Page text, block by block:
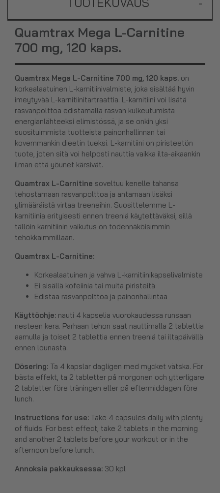
Quamtrax Mega L-Carnitine
700 mg, 120 kaps.
Quamtrax Mega L-Carnitine 700 mg, 120 kaps. on
korkealaatuinen L-karnitiinivalmiste, joka sisältää hyvin
imeytyvää L-karnitiinitartraattia. L-karnitiini voi lisätä
rasvanpolttoa edistämällä rasvan kulkeutumista
energianlähteeksi elimistössä, ja se onkin yksi
suosituimmista tuotteista painonhallinnan tai
kovemmankin dieetin tueksi. L-karnitiini on piristeetön
tuote, joten sitä voi helposti nauttia vaikka ilta-aikaankin
ilman että yöunet kärsivät.
Quamtrax L-Carnitine soveltuu kenelle tahansa
tehostamaan rasvanpolttoa ja antamaan lisäksi
ylimääräistä virtaa treeneihin. Suosittelemme L-
karnitiinia erityisesti ennen treeniä käytettäväksi, sillä
tällöin karnitiinin vaikutus on todennäköisimmin
tehokkaimmillaan.
Quamtrax L-Carnitine:
Korkealaatuinen ja vahva L-karnitiinikapselivalmiste
Ei sisällä kofeiinia tai muita piristeitä
Edistää rasvanpolttoa ja painonhallintaa
Käyttöohje: nauti 4 kapselia vuorokaudessa runsaan
nesteen kera. Parhaan tehon saat nauttimalla 2 tablettia
aamulla ja toiset 2 tablettia ennen treeniä tai iltapäivällä
ennen lounasta.
Dösering: Ta 4 kapslar dagligen med mycket vätska. För
bästa effekt, ta 2 tabletter på morgonen och ytterligare
2 tabletter före träningen eller på eftermiddagen före
lunch.
Instructions for use: Take 4 capsules daily with plenty
of fluids. For best effect, take 2 tablets in the morning
and another 2 tablets before your workout or in the
afternoon before lunch.
Annoksia pakkauksessa: 30 kpl